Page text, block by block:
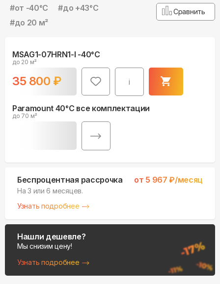
#от -40°С #до +43°С
#до 20 м²
Сравнить
MSAG1-07HRN1-I -40°С
до 20 м²
35 800 ₽ i
Paramount 40°С все комплектации
до 70 м²
Беспроцентная рассрочка от 5 967 ₽/месяц
На 3 или 6 месяцев.
Узнать подробнее
Нашли дешевле?
Мы снизим цену!
Узнать подробнее